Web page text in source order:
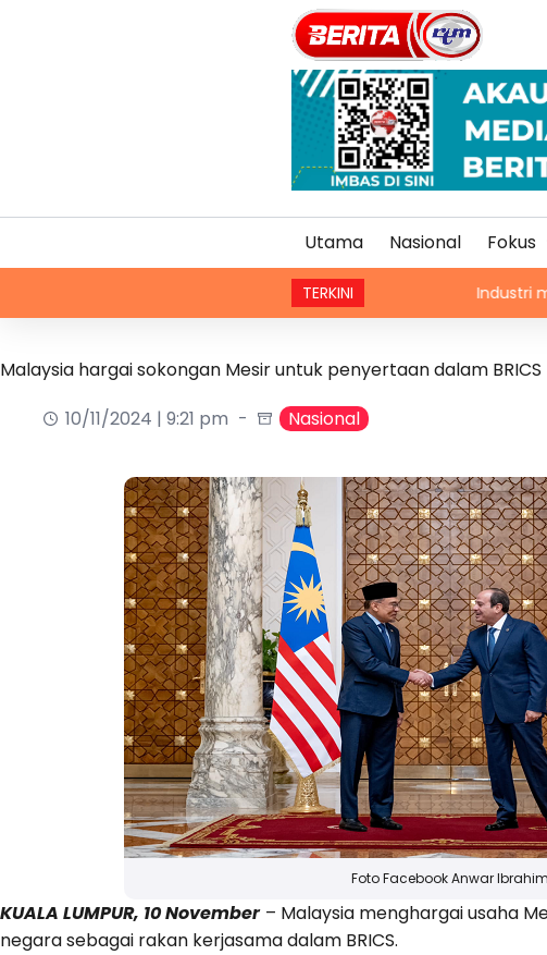
Utama Nasional Fokus
TERKINI Industri mudah alih
Malaysia hargai sokongan Mesir untuk penyertaan dalam BRICS
10/11/2024 | 9:21 pm
Nasional
Foto Facebook Anwar Ibrahim
KUALA LUMPUR, 10 November – Malaysia menghargai usaha
negara sebagai rakan kerjasama dalam BRICS.